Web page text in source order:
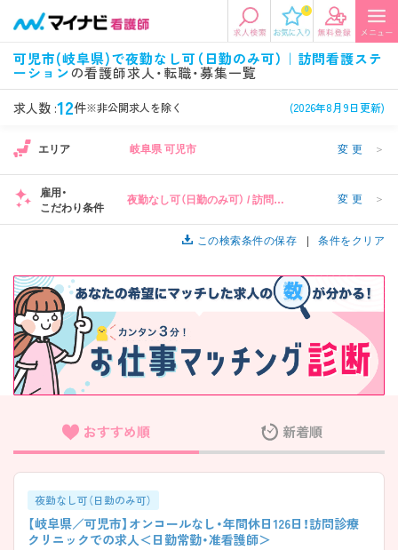
0
可児市(岐阜県)で夜勤なし可（日勤のみ可）｜訪問看護ステ
ーションの看護師求人・転職・募集一覧
求人数 :12件※非公開求人を除く (2026年8月9日更新)
エリアから探す
エリアから探す 駅・路線から探す
関東
東海 関西
九州・沖縄
希望の求人条件を選択
条件項目の選択に戻る
資格
施設形態
病院、クリニック・診療所など
担当業務
病棟、外来など
美容外科、
循環器内科など
未経験歓迎、
土日祝休みなど
年収
年収500万円以上など 正社員、契約社員など
フリーワード検索
エリア 岐阜県 可児市 変更 ＞
雇用・
こだわり条件
夜勤なし可（日勤のみ可） / 訪問看
変更 ＞
この検索条件の保存 条件をクリア
おすすめ順 新着順
夜勤なし可（日勤のみ可）
【岐阜県／可児市】オンコールなし・年間休日126日！訪問診療
クリニックでの求人＜日勤常勤・准看護師＞